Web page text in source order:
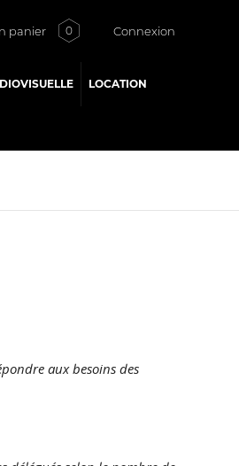
panier 0 Connexion
LOCATION
aux besoins des